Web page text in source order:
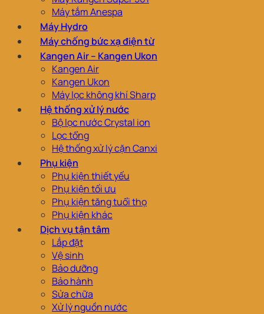
Máy tắm Anespa
Máy Hydro
Máy chống bức xạ điện từ
Kangen Air – Kangen Ukon
Kangen Air
Kangen Ukon
Máy lọc không khí Sharp
Hệ thống xử lý nước
Bộ lọc nước Crystal ion
Lọc tổng
Hệ thống xử lý cặn Canxi
Phụ kiện
Phụ kiện thiết yếu
Phụ kiện tối ưu
Phụ kiện tăng tuổi thọ
Phụ kiện khác
Dịch vụ tận tâm
Lắp đặt
Vệ sinh
Bảo dưỡng
Bảo hành
Sửa chữa
Xử lý nguồn nước